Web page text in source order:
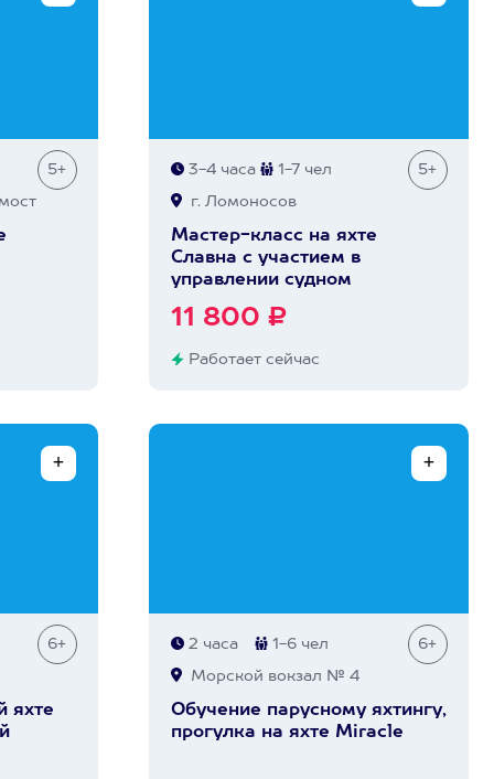
5+ 3-4 часа 1-7 чел 5+
г. Ломоносов
Мастер-класс на яхте
Славна с участием в
управлении судном
11 800 ₽
Работает сейчас
6+
яхте
2 часа 1-6 чел 6+
Морской вокзал № 4
Обучение парусному яхтингу,
прогулка на яхте Miracle